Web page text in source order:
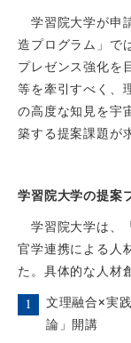
学習院大学が申
造プログラム」で
プレゼンス強化を
等を牽引すべく、
の高度な知見を宇
築する提案課題が
学習院大学の提案
学習院大学は、
官学連携による人
た。具体的な人材
文理融合×実
論」開講